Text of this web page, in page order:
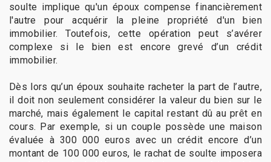
soulte implique qu'un époux compense financièrement
l'autre pour acquérir la pleine propriété d'un bien
immobilier. Toutefois, cette opération peut s’avérer
complexe si le bien est encore grevé d’un crédit
immobilier.
Dès lors qu’un époux souhaite racheter la part de l’autre,
il doit non seulement considérer la valeur du bien sur le
marché, mais également le capital restant dû au prêt en
cours. Par exemple, si un couple possède une maison
évaluée à 300 000 euros avec un crédit encore d’un
montant de 100 000 euros, le rachat de soulte imposera